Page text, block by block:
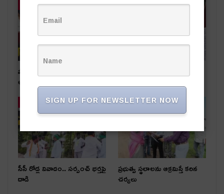
తాజా వార్తలు
షార్జా ప్రమాద బాధితుడికి కేటీఆర్
అండ
తాజా వార్తలు
అంగ‌న్‌వాడీల ఫిర్యాదు
తాజా వార్తలు
సీసీ రోడ్ల వివాదం.. స‌ర్పంచ్ భ‌ర్త‌పై
దాడి
తాజా వార్తలు
ప్రభుత్వ స్థలాలను ఆక్రమిస్తే కఠిన
చర్యలు
SIGN UP FOR NEWSLETTER NOW